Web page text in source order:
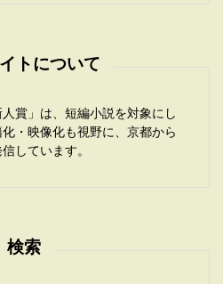
トについて
人賞」は、短編小説を対象にし
・映像化も視野に、京都から
しています。
検索